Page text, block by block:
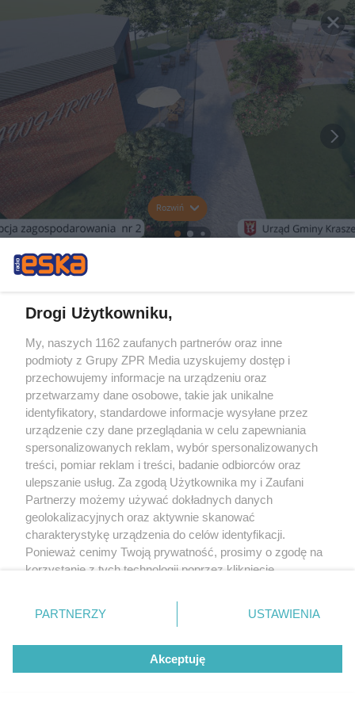
Rozwiń
Drogi Użytkowniku,
My, naszych 1162 zaufanych partnerów oraz inne
podmioty z Grupy ZPR Media uzyskujemy dostęp i
przechowujemy informacje na urządzeniu oraz
przetwarzamy dane osobowe, takie jak unikalne
identyfikatory, standardowe informacje wysyłane przez
urządzenie czy dane przeglądania w celu zapewniania
spersonalizowanych reklam, wybór spersonalizowanych
treści, pomiar reklam i treści, badanie odbiorców oraz
ulepszanie usług. Za zgodą Użytkownika my i Zaufani
Partnerzy możemy używać dokładnych danych
geolokalizacyjnych oraz aktywnie skanować
charakterystykę urządzenia do celów identyfikacji.
Ponieważ cenimy Twoją prywatność, prosimy o zgodę na
korzystanie z tych technologii poprzez kliknięcie
zmienić/wycofać klikając przycisk ustawień prywatności
znajdujący się w lewym dolnym rogu strony
rodzaje przetwarzania danych nie wymagają zgody
użytkownika, ale masz prawo sprzeciwić się takiemu
przetwarzaniu. Preferencje będą miały zastosowanie tylko
PARTNERZY USTAWIENIA
Akceptuję